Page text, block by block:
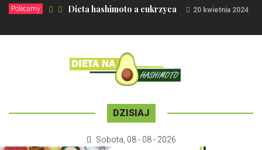
Polecamy Dieta hashimoto a cukrzyca 20 kwietnia 2024
DZISIAJ
Sobota 08 - 08 - 2026